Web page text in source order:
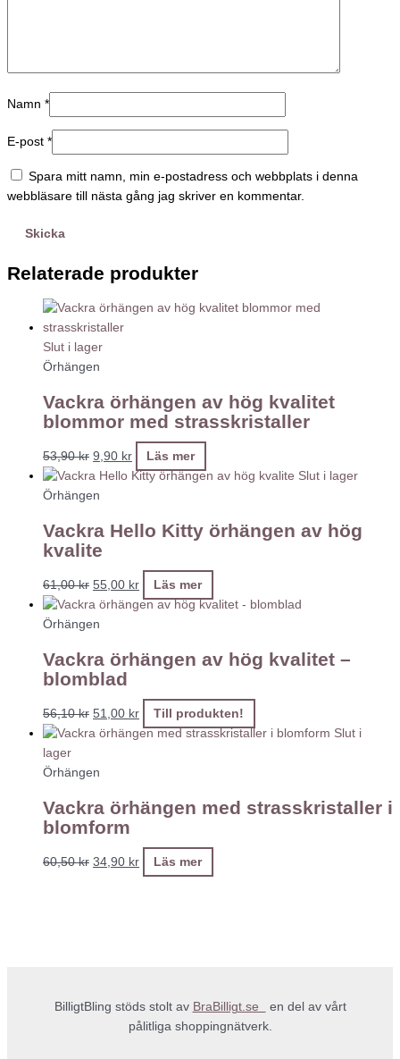
Namn *
E-post *
Spara mitt namn, min e-postadress och webbplats i denna
webbläsare till nästa gång jag skriver en kommentar.
Relaterade produkter
Slut i lager
Örhängen
Vackra örhängen av hög kvalitet
blommor med strasskristaller
53,90kr 9,90 kr Läs mer
Slut i lager
Örhängen
Vackra Hello Kitty örhängen av hög
kvalite
61,00kr 55,00 kr Läs mer
Örhängen
Vackra örhängen av hög kvalitet –
blomblad
56,10kr 51,00 kr Till produkten!
Slut i
lager
Örhängen
Vackra örhängen med strasskristaller i
blomform
60,50kr 34,90 kr Läs mer
BilligtBling stöds stolt av BraBilligt.se
en del av vårt
pålitliga shoppingnätverk.